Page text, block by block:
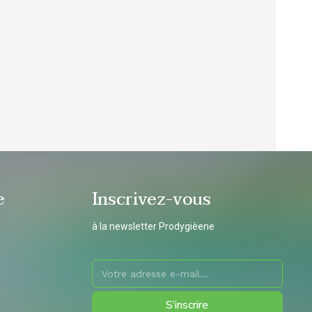
Inscrivez-vous
à la newsletter Prodygièene
S’inscrire